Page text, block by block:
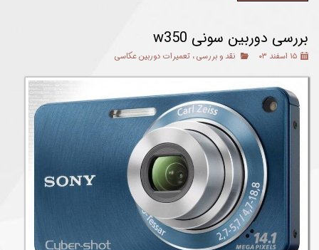
بررسی دوربین سونی w350
۱۵ اسفند ۰۳ نقد و بررسی، تعمیرات دوربین عکاسی